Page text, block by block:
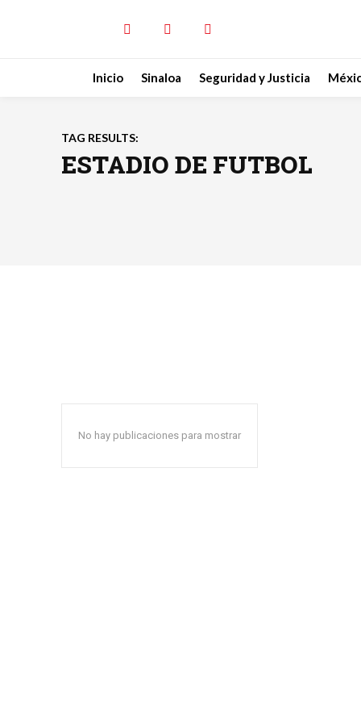
Inicio Sinaloa Seguridad y Justicia
TAG RESULTS:
ESTADIO DE FUTBOL
No hay publicaciones para mostrar